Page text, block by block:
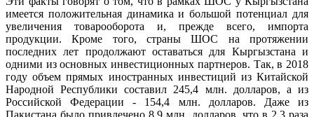
имеется положительная динамика и большой потенциал для
увеличения товарооборота и, прежде всего, импорта
продукции. Кроме того, страны ШОС на протяжении
последних лет продолжают оставаться для Кыргызстана и
одними из основных инвестиционных партнеров. Так, в 2018
году объем прямых иностранных инвестиций из Китайской
Народной Республики составил 245,4 млн. долларов, а из
Российской Федерации - 154,4 млн. долларов. Даже из
Пакистана было привлечено 8,9 млн. долларов, что в 2,3 раза